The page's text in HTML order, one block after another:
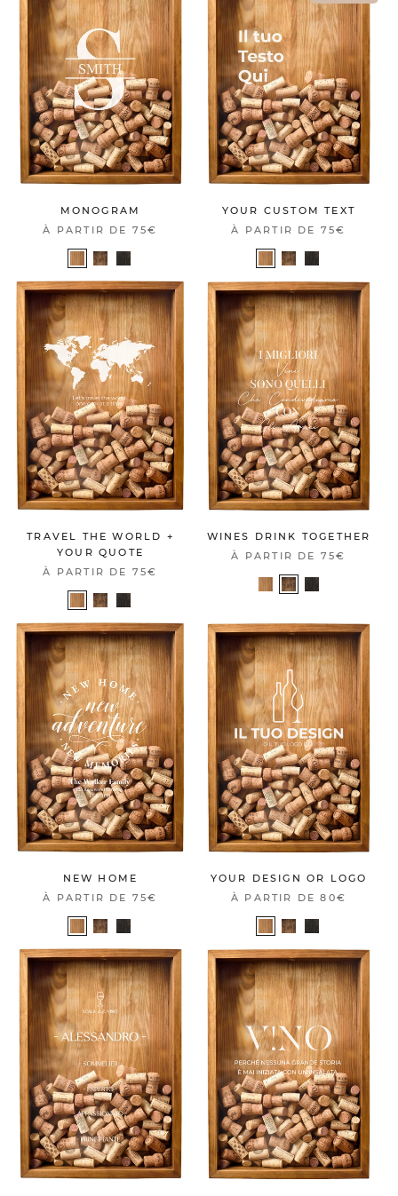
MONOGRAM
À PARTIR DE 75€
YOUR CUSTOM TEXT
À PARTIR DE 75€
TRAVEL THE WORLD +
YOUR QUOTE
À PARTIR DE 75€
WINES DRINK TOGETHER
À PARTIR DE 75€
NEW HOME
À PARTIR DE 75€
YOUR DESIGN OR LOGO
À PARTIR DE80€